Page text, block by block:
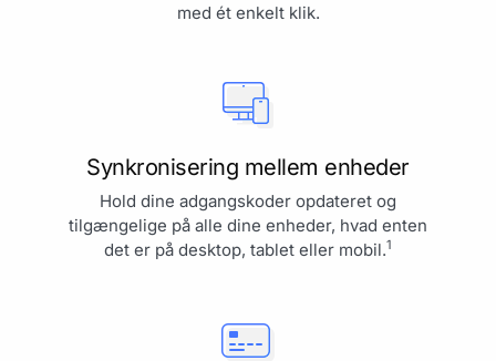
med ét enkelt klik.
Synkronisering mellem enheder
Hold dine adgangskoder opdateret og
tilgængelige på alle dine enheder, hvad enten
det er på desktop, tablet eller mobil.1